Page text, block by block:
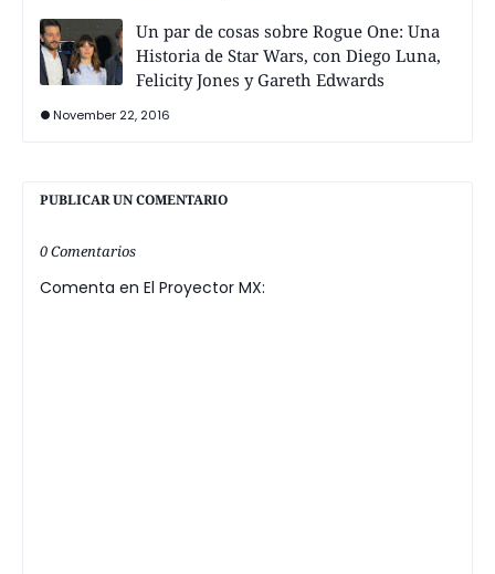
Un par de cosas sobre Rogue One: Una
Historia de Star Wars, con Diego Luna,
Felicity Jones y Gareth Edwards
November 22, 2016
PUBLICAR UN COMENTARIO
0 Comentarios
Comenta en El Proyector MX: